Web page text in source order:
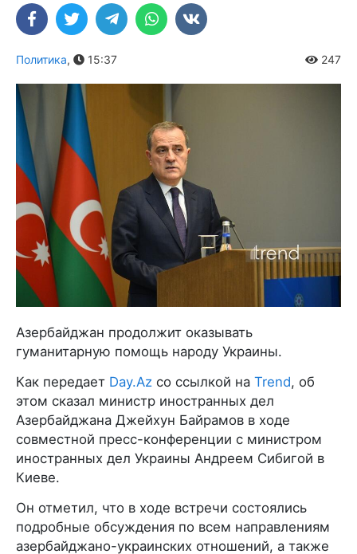
Политика, 15:37 247
Азербайджан продолжит оказывать
гуманитарную помощь народу Украины.
Как передает Day.Az со ссылкой на Trend, об
этом сказал министр иностранных дел
Азербайджана Джейхун Байрамов в ходе
совместной пресс-конференции с министром
иностранных дел Украины Андреем Сибигой в
Киеве.
Он отметил, что в ходе встречи состоялись
подробные обсуждения по всем направлениям
азербайджано-украинских отношений, а также